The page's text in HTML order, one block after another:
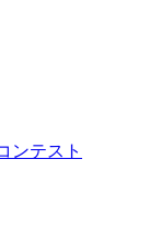
ンテスト